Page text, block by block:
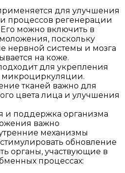
для улучшения
процессов регенерации
можно включить в
поскольку
нервной системы и мозга
на коже.
для укрепления
микроциркуляции.
тканей важно для
цвета лица и улучшения
и поддержка организма
важно
механизмы
обновление
органы, участвующие в
процессах: